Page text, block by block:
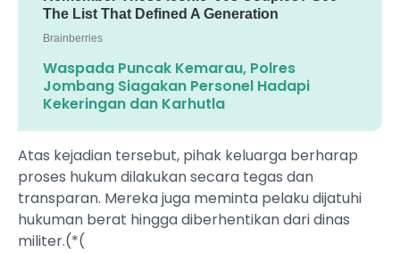
Waspada Puncak Kemarau, Polres
Jombang Siagakan Personel Hadapi
Kekeringan dan Karhutla
Atas kejadian tersebut, pihak keluarga berharap
proses hukum dilakukan secara tegas dan
transparan. Mereka juga meminta pelaku dijatuhi
hukuman berat hingga diberhentikan dari dinas
militer.(*(